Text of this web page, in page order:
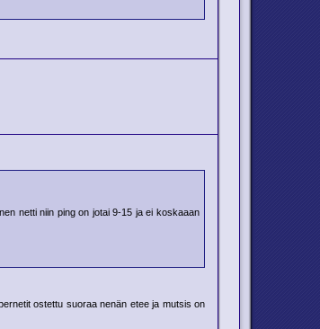
netti niin ping on jotai 9-15 ja ei koskaaan
ostettu suoraa nenän etee ja mutsis on